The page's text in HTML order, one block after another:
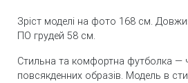
Зріст моделі на фото 168 см.
ПО грудей 58 см.
Стильна та комфортна футболка —
повсякденних образів. Модель в